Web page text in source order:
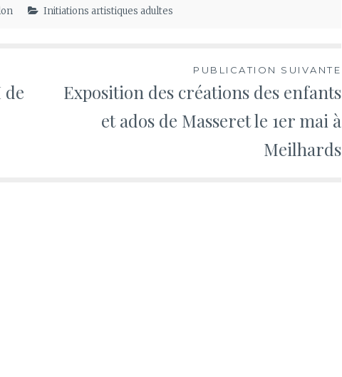
b y
k
g
Initiations artistiques adultes
de
PUBLICATION SUIVANTE
Exposition des créations des enfants
et ados de Masseret le 1er mai à
Meilhards